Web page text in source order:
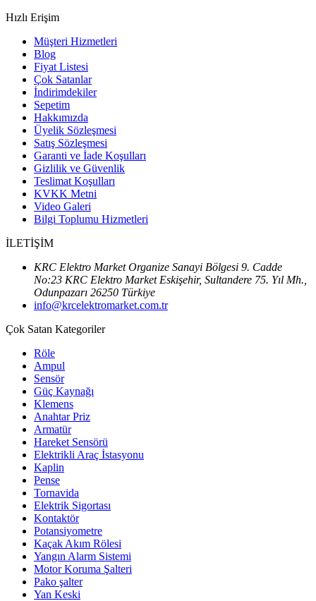
Hızlı Erişim
Müşteri Hizmetleri
Blog
Fiyat Listesi
Çok Satanlar
İndirimdekiler
Sepetim
Hakkımızda
Üyelik Sözleşmesi
Satış Sözleşmesi
Garanti ve İade Koşulları
Gizlilik ve Güvenlik
Teslimat Koşulları
KVKK Metni
Video Galeri
Bilgi Toplumu Hizmetleri
İLETİŞİM
KRC Elektro Market Organize Sanayi Bölgesi 9. Cadde
No:23 KRC Elektro Market Eskişehir, Sultandere 75. Yıl Mh.,
Odunpazarı 26250 Türkiye
info@krcelektromarket.com.tr
Çok Satan Kategoriler
Röle
Ampul
Sensör
Güç Kaynağı
Klemens
Anahtar Priz
Armatür
Hareket Sensörü
Elektrikli Araç İstasyonu
Kaplin
Pense
Tornavida
Elektrik Sigortası
Kontaktör
Potansiyometre
Kaçak Akım Rölesi
Yangın Alarm Sistemi
Motor Koruma Şalteri
Pako şalter
Yan Keski